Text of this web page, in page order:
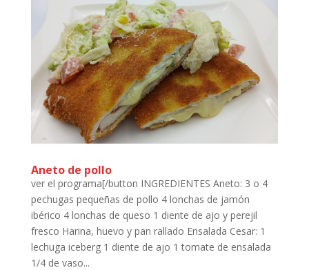
Aneto de pollo
ver el programa[/button INGREDIENTES Aneto: 3 o 4
pechugas pequeñas de pollo 4 lonchas de jamón
ibérico 4 lonchas de queso 1 diente de ajo y perejil
fresco Harina, huevo y pan rallado Ensalada Cesar: 1
lechuga iceberg 1 diente de ajo 1 tomate de ensalada
1/4 de vaso...